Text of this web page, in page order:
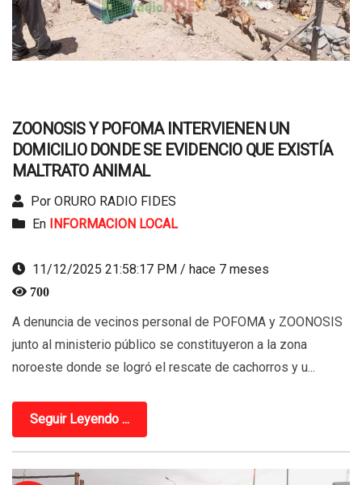
ZOONOSIS Y POFOMA INTERVIENEN UN
DOMICILIO DONDE SE EVIDENCIO QUE EXISTÍA
MALTRATO ANIMAL
Por ORURO RADIO FIDES
En INFORMACION LOCAL
11/12/2025 21:58:17 PM / hace 7 meses
700
A denuncia de vecinos personal de POFOMA y ZOONOSIS
junto al ministerio público se constituyeron a la zona
noroeste donde se logró el rescate de cachorros y u...
Seguir Leyendo ...